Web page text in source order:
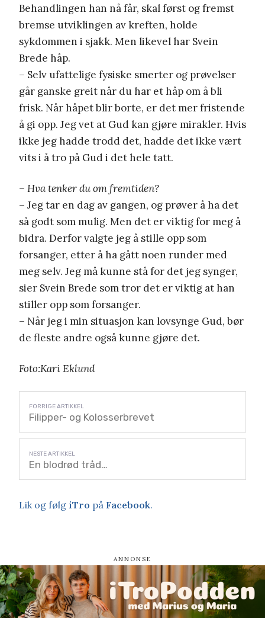
Behandlingen han nå får, skal først og fremst
bremse utviklingen av kreften, holde
sykdommen i sjakk. Men likevel har Svein
Brede håp.
– Selv ufattelige fysiske smerter og prøvelser
går ganske greit når du har et håp om å bli
frisk. Når håpet blir borte, er det mer fristende
å gi opp. Jeg vet at Gud kan gjøre mirakler. Hvis
ikke jeg hadde trodd det, hadde det ikke vært
vits i å tro på Gud i det hele tatt.
– Hva tenker du om fremtiden?
– Jeg tar en dag av gangen, og prøver å ha det
så godt som mulig. Men det er viktig for meg å
bidra. Derfor valgte jeg å stille opp som
forsanger, etter å ha gått noen runder med
meg selv. Jeg må kunne stå for det jeg synger,
sier Svein Brede som tror det er viktig at han
stiller opp som forsanger.
– Når jeg i min situasjon kan lovsynge Gud, bør
de fleste andre også kunne gjøre det.
Foto:Kari Eklund
Filipper- og Kolosserbrevet
En blodrød tråd…
Lik og følg iTro på Facebook.